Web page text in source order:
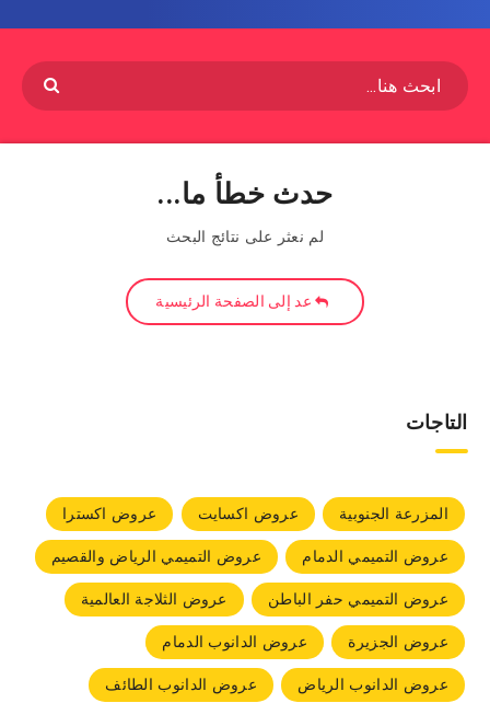
حدث خطأ ما...
لم نعثر على نتائج البحث
عد إلى الصفحة الرئيسية
التاجات
المزرعة الجنوبية عروض اكسايت
عروض اكسترا
عروض التميمي الدمام
عروض التميمي الرياض والقصيم
عروض التميمي حفر الباطن
عروض الثلاجة العالمية
عروض الجزيرة
عروض الدانوب الدمام
عروض الدانوب الرياض
عروض الدانوب الطائف